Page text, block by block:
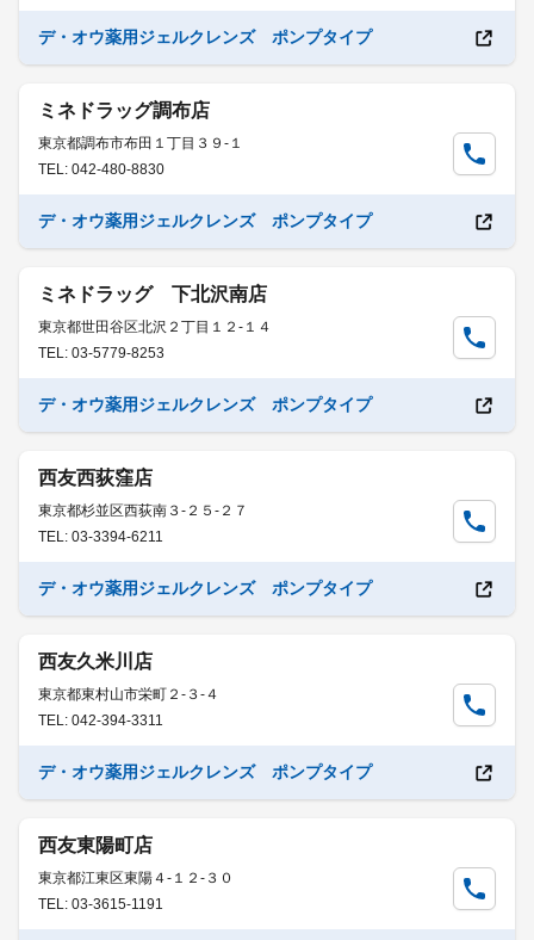
デ・オウ薬用ジェルクレンズ ポンプタイプ
ミネドラッグ調布店
東京都調布市布田１丁目３９-１
TEL: 042-480-8830
デ・オウ薬用ジェルクレンズ ポンプタイプ
ミネドラッグ 下北沢南店
東京都世田谷区北沢２丁目１２-１４
TEL: 03-5779-8253
デ・オウ薬用ジェルクレンズ ポンプタイプ
西友西荻窪店
東京都杉並区西荻南３-２５-２７
TEL: 03-3394-6211
デ・オウ薬用ジェルクレンズ ポンプタイプ
西友久米川店
東京都東村山市栄町２-３-４
TEL: 042-394-3311
デ・オウ薬用ジェルクレンズ ポンプタイプ
西友東陽町店
東京都江東区東陽４-１２-３０
TEL: 03-3615-1191